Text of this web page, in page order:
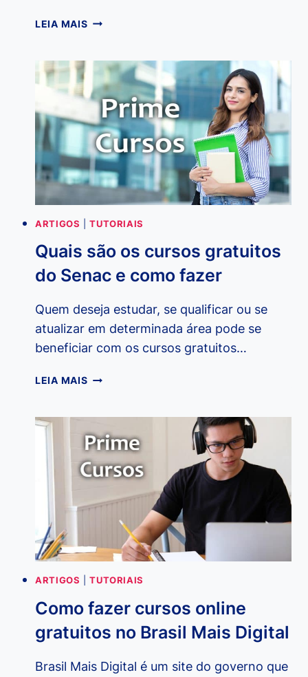
LEIA MAISQUAIS
MELHORES
CURSOS
ONLINE
GRATUITOS?
ARTIGOS |TUTORIAIS
Quais são os cursos gratuitos
do Senac e como fazer
Quem deseja estudar, se qualificar ou se
atualizar em determinada área pode se
beneficiar com os cursos gratuitos…
LEIA MAISQUAIS
GRATUITOS
DO
SENAC
COMO
FAZER
ARTIGOS |TUTORIAIS
Como fazer cursos online
gratuitos no Brasil Mais Digital
Brasil Mais Digital é um site do governo que